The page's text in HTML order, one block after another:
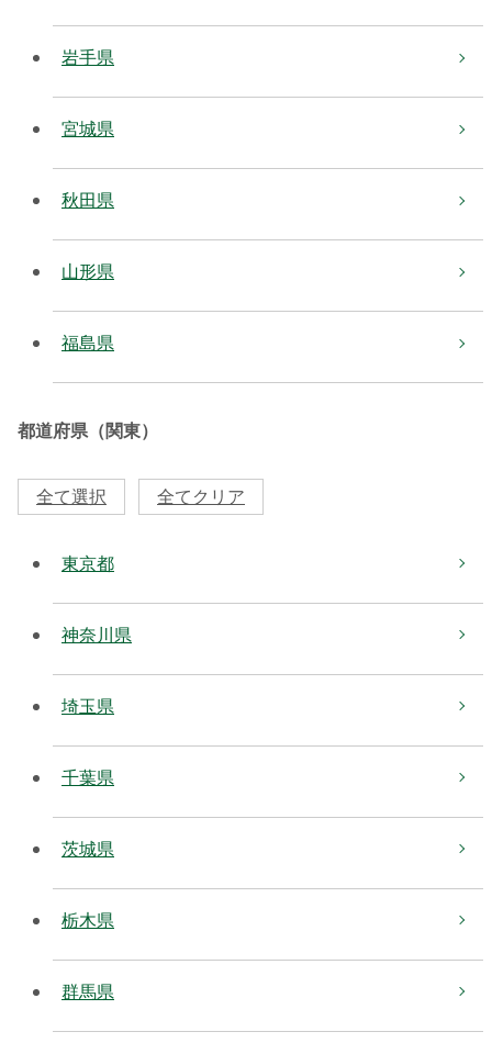
岩手県
宮城県
秋田県
山形県
福島県
都道府県（関東）
全て選択 全てクリア
東京都
神奈川県
埼玉県
千葉県
茨城県
栃木県
群馬県